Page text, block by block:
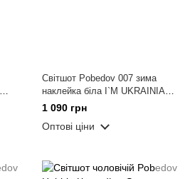
Світшот Pobedov 007 зима
наклейка біла I`M UKRAINIAN
black р. M
1 090 грн
Оптові ціни